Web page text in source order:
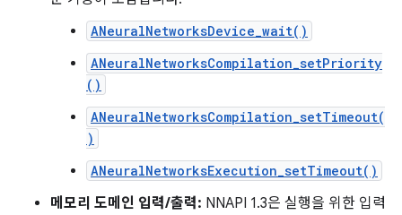
ANeuralNetworksDevice_wait()
ANeuralNetworksCompilation_setPriority
()
ANeuralNetworksCompilation_setTimeout(
)
ANeuralNetworksExecution_setTimeout()
메모리 도메인 입력/출력: NNAPI 1.3은 실행을 위한 입력